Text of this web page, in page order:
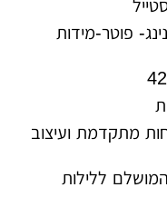
מידות
ועיצוב
ללילות